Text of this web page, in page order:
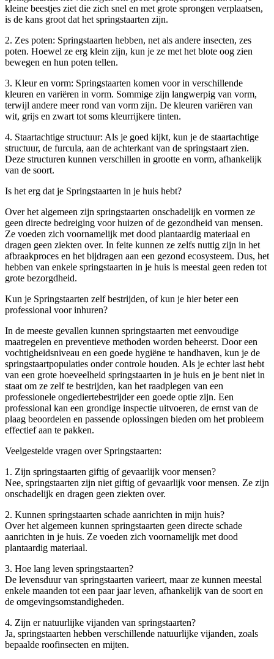
kleine beestjes ziet die zich snel en met grote sprongen verplaatsen,
is de kans groot dat het springstaarten zijn.
2. Zes poten: Springstaarten hebben, net als andere insecten, zes
poten. Hoewel ze erg klein zijn, kun je ze met het blote oog zien
bewegen en hun poten tellen.
3. Kleur en vorm: Springstaarten komen voor in verschillende
kleuren en variëren in vorm. Sommige zijn langwerpig van vorm,
terwijl andere meer rond van vorm zijn. De kleuren variëren van
wit, grijs en zwart tot soms kleurrijkere tinten.
4. Staartachtige structuur: Als je goed kijkt, kun je de staartachtige
structuur, de furcula, aan de achterkant van de springstaart zien.
Deze structuren kunnen verschillen in grootte en vorm, afhankelijk
van de soort.
Is het erg dat je Springstaarten in je huis hebt?
Over het algemeen zijn springstaarten onschadelijk en vormen ze
geen directe bedreiging voor huizen of de gezondheid van mensen.
Ze voeden zich voornamelijk met dood plantaardig materiaal en
dragen geen ziekten over. In feite kunnen ze zelfs nuttig zijn in het
afbraakproces en het bijdragen aan een gezond ecosysteem. Dus, het
hebben van enkele springstaarten in je huis is meestal geen reden tot
grote bezorgdheid.
Kun je Springstaarten zelf bestrijden, of kun je hier beter een
professional voor inhuren?
In de meeste gevallen kunnen springstaarten met eenvoudige
maatregelen en preventieve methoden worden beheerst. Door een
vochtigheidsniveau en een goede hygiëne te handhaven, kun je de
springstaartpopulaties onder controle houden. Als je echter last hebt
van een grote hoeveelheid springstaarten in je huis en je bent niet in
staat om ze zelf te bestrijden, kan het raadplegen van een
professionele ongediertebestrijder een goede optie zijn. Een
professional kan een grondige inspectie uitvoeren, de ernst van de
plaag beoordelen en passende oplossingen bieden om het probleem
effectief aan te pakken.
Veelgestelde vragen over Springstaarten:
1. Zijn springstaarten giftig of gevaarlijk voor mensen?
Nee, springstaarten zijn niet giftig of gevaarlijk voor mensen. Ze zijn
onschadelijk en dragen geen ziekten over.
2. Kunnen springstaarten schade aanrichten in mijn huis?
Over het algemeen kunnen springstaarten geen directe schade
aanrichten in je huis. Ze voeden zich voornamelijk met dood
plantaardig materiaal.
3. Hoe lang leven springstaarten?
De levensduur van springstaarten varieert, maar ze kunnen meestal
enkele maanden tot een paar jaar leven, afhankelijk van de soort en
de omgevingsomstandigheden.
4. Zijn er natuurlijke vijanden van springstaarten?
Ja, springstaarten hebben verschillende natuurlijke vijanden, zoals
bepaalde roofinsecten en mijten.